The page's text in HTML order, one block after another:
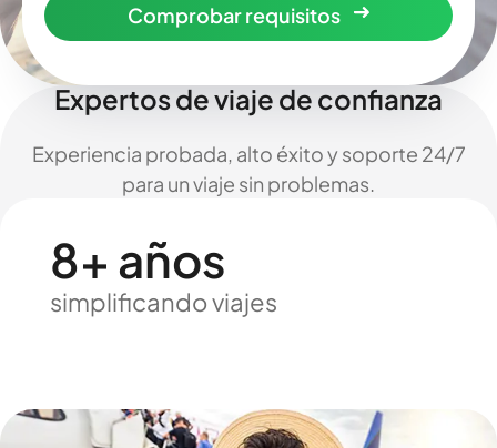
Comprobar requisitos
Expertos de viaje de confianza
Experiencia probada, alto éxito y soporte 24/7
para un viaje sin problemas.
8+ años
simplificando viajes